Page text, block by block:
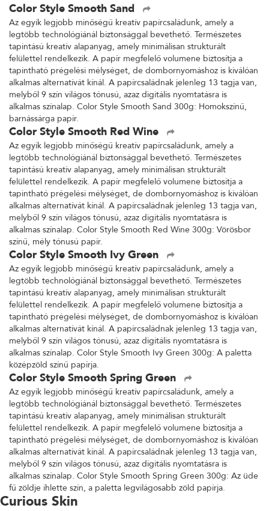
Color Style Smooth Sand
Az egyik legjobb minőségű kreatív papírcsaládunk, amely a
legtöbb technológiánál biztonsággal bevethető. Természetes
tapintású kreatív alapanyag, amely minimálisan strukturált
felülettel rendelkezik. A papír megfelelő volumene biztosítja a
tapintható prégelési mélységet, de dombornyomáshoz is kiválóan
alkalmas alternatívát kínál. A papírcsaládnak jelenleg 13 tagja van,
melyből 9 szín világos tónusú, azaz digitális nyomtatásra is
alkalmas színalap. Color Style Smooth Sand 300g: Homokszínű,
barnássárga papír.
Color Style Smooth Red Wine
Az egyik legjobb minőségű kreatív papírcsaládunk, amely a
legtöbb technológiánál biztonsággal bevethető. Természetes
tapintású kreatív alapanyag, amely minimálisan strukturált
felülettel rendelkezik. A papír megfelelő volumene biztosítja a
tapintható prégelési mélységet, de dombornyomáshoz is kiválóan
alkalmas alternatívát kínál. A papírcsaládnak jelenleg 13 tagja van,
melyből 9 szín világos tónusú, azaz digitális nyomtatásra is
alkalmas színalap. Color Style Smooth Red Wine 300g: Vörösbor
színű, mély tónusú papír.
Color Style Smooth Ivy Green
Az egyik legjobb minőségű kreatív papírcsaládunk, amely a
legtöbb technológiánál biztonsággal bevethető. Természetes
tapintású kreatív alapanyag, amely minimálisan strukturált
felülettel rendelkezik. A papír megfelelő volumene biztosítja a
tapintható prégelési mélységet, de dombornyomáshoz is kiválóan
alkalmas alternatívát kínál. A papírcsaládnak jelenleg 13 tagja van,
melyből 9 szín világos tónusú, azaz digitális nyomtatásra is
alkalmas színalap. Color Style Smooth Ivy Green 300g: A paletta
középzöld színű papírja.
Color Style Smooth Spring Green
Az egyik legjobb minőségű kreatív papírcsaládunk, amely a
legtöbb technológiánál biztonsággal bevethető. Természetes
tapintású kreatív alapanyag, amely minimálisan strukturált
felülettel rendelkezik. A papír megfelelő volumene biztosítja a
tapintható prégelési mélységet, de dombornyomáshoz is kiválóan
alkalmas alternatívát kínál. A papírcsaládnak jelenleg 13 tagja van,
melyből 9 szín világos tónusú, azaz digitális nyomtatásra is
alkalmas színalap. Color Style Smooth Spring Green 300g: Az üde
fű zöldje ihlette szín, a paletta legvilágosabb zöld papírja.
Curious Skin